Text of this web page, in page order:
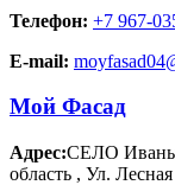
Телефон: +7 967-
E-mail:
Мой Фасад
Адрес:СЕЛО
область , Ул.